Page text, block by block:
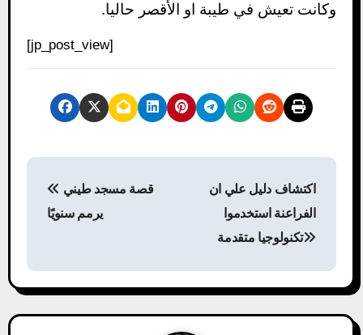
وكانت تعيش في طيبة او الأقصر حاليا.
[jp_post_view]
P
t
n
يرمم سنويًا
اكتشاف دليل علي ان
الفراعنة استخدموا
تكنولوجيا متقدمة